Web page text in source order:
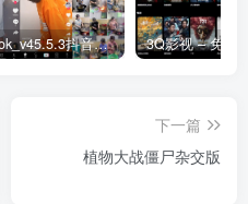
TikTok_v45.5.3抖音国际版_免拔卡解锁全球版
下一篇
植物大战僵尸杂交版